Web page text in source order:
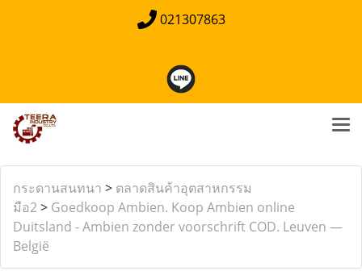
021307863
กระดานสนทนา > ตลาดสินค้าอุตสาหกรรม
มือ2> Goedkoop Ambien. Koop Ambien online
Duitsland - Ambien zonder voorschrift COD. Leuven —
België